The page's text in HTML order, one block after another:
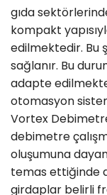
gıda
kompakt
edilmektedir. Bu
sağlanır. Bu
adapte
otomasyon
Vortex
debimetre
oluşumuna
temas ettiğinde
girdaplar belirli